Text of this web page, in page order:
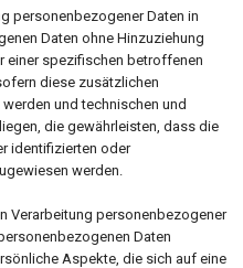
personenbezogener Daten in
Daten ohne Hinzuziehung
einer spezifischen betroffenen
diese zusätzlichen
und technischen und
die gewährleisten, dass die
identifizierten oder
werden.
Verarbeitung personenbezogener
Daten
Aspekte, die sich auf eine